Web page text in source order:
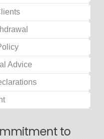
Advice
to